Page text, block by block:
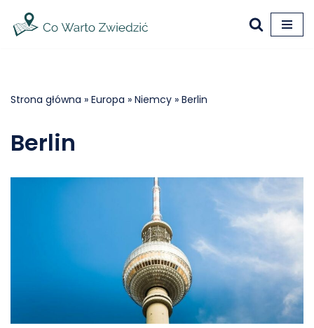
Przejdź
Strona główna » Europa » Niemcy » Berlin
Berlin